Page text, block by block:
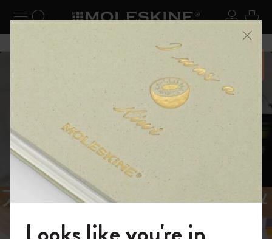
ナビゲーションの切替 ログ
検索 (キーワードなど) カ
6,500円以上のご購入で送料無料 メニ
ーを閉じる
あるページから始まる物語
Reframe
Sunglasses（リフレー
スライド表示0
スライド表示1
スライド表示5